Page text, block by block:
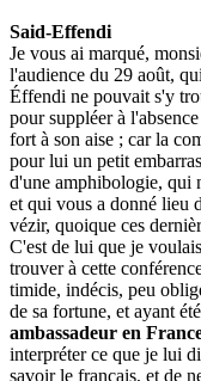
Said-Effendi
Je vous ai marqué,
l'audience du 29 août,
Éffendi ne pouvait s'y
pour suppléer à
fort à son aise ; car la
pour lui un petit
d'une amphibologie, qui
et qui vous a donné lieu
vézir, quoique ces
C'est de lui que je
trouver à cette
timide, indécis, peu
de sa fortune, et ayant
ambassadeur en
interpréter ce que je lui
savoir le français, et de